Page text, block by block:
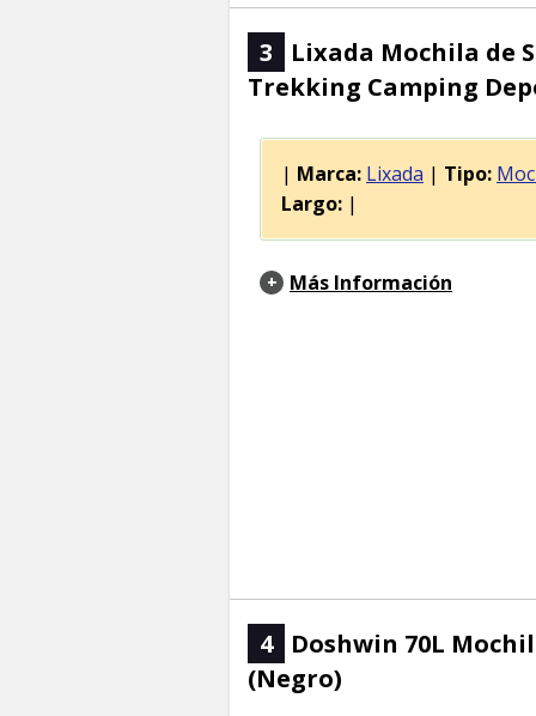
3
Lixada Mochila de
Trekking Camping
| Marca: Lixada | Tipo:
Largo: |
Más Información
4
Doshwin 70L
(Negro)